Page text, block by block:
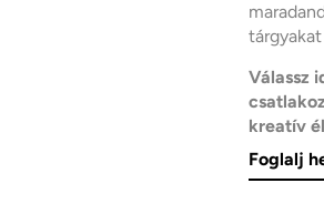
Válassz
kreatív
Foglalj